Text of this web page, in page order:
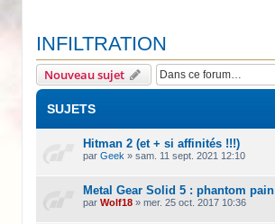
INFILTRATION
Nouveau sujet
SUJETS
Hitman 2 (et + si affinités !!!)
parGeek »sam. 11 sept. 2021 12:10
Metal Gear Solid 5 : phantom pain
parWolf18 »mer. 25 oct. 2017 10:36